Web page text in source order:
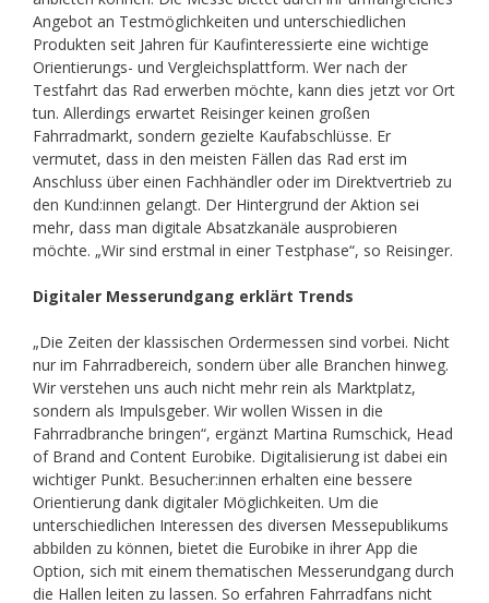
Angebot an Testmöglichkeiten und unterschiedlichen
Produkten seit Jahren für Kaufinteressierte eine wichtige
Orientierungs- und Vergleichsplattform. Wer nach der
Testfahrt das Rad erwerben möchte, kann dies jetzt vor Ort
tun. Allerdings erwartet Reisinger keinen großen
Fahrradmarkt, sondern gezielte Kaufabschlüsse. Er
vermutet, dass in den meisten Fällen das Rad erst im
Anschluss über einen Fachhändler oder im Direktvertrieb zu
den Kund:innen gelangt. Der Hintergrund der Aktion sei
mehr, dass man digitale Absatzkanäle ausprobieren
möchte. „Wir sind erstmal in einer Testphase“, so Reisinger.
Digitaler Messerundgang erklärt Trends
„Die Zeiten der klassischen Ordermessen sind vorbei. Nicht
nur im Fahrradbereich, sondern über alle Branchen hinweg.
Wir verstehen uns auch nicht mehr rein als Marktplatz,
sondern als Impulsgeber. Wir wollen Wissen in die
Fahrradbranche bringen“, ergänzt Martina Rumschick, Head
of Brand and Content Eurobike. Digitalisierung ist dabei ein
wichtiger Punkt. Besucher:innen erhalten eine bessere
Orientierung dank digitaler Möglichkeiten. Um die
unterschiedlichen Interessen des diversen Messepublikums
abbilden zu können, bietet die Eurobike in ihrer App die
Option, sich mit einem thematischen Messerundgang durch
die Hallen leiten zu lassen. So erfahren Fahrradfans nicht